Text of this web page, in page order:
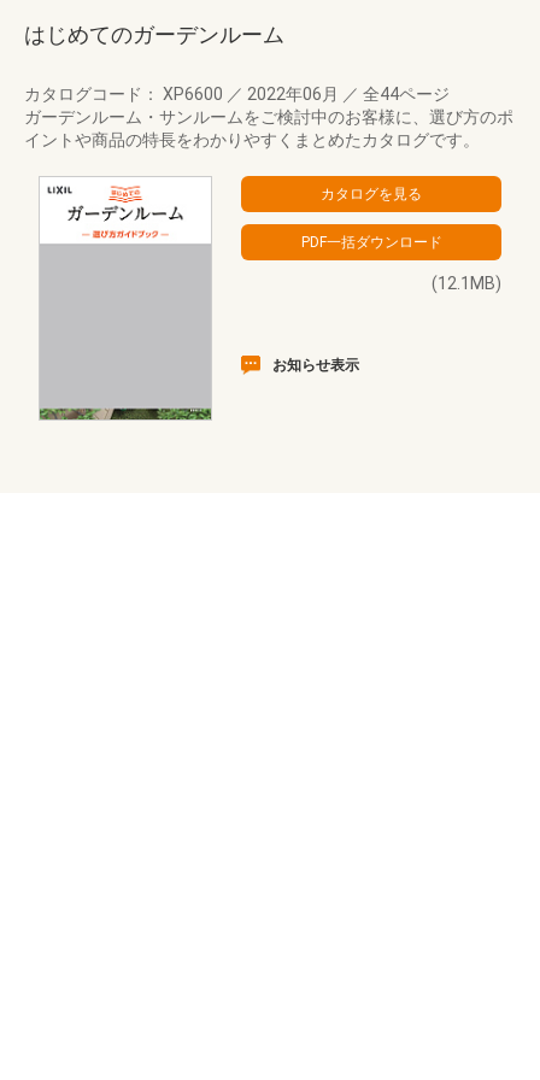
はじめてのガーデンルーム
カタログコード： XP6600 ／ 2022年06月 ／ 全44ページ
ガーデンルーム・サンルームをご検討中のお客様に、選び方のポ
イントや商品の特長をわかりやすくまとめたカタログです。
(12.1MB)
お知らせ表示